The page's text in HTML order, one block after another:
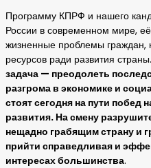
Программу КПРФ и нашего
России в современном мире,
жизненные проблемы граждан,
ресурсов ради развития
задача — преодолеть
разгрома в экономике и
стоят сегодня на пути побед
развития. На смену
нещадно грабящим страну и
прийти справедливая и
интересах большинства.